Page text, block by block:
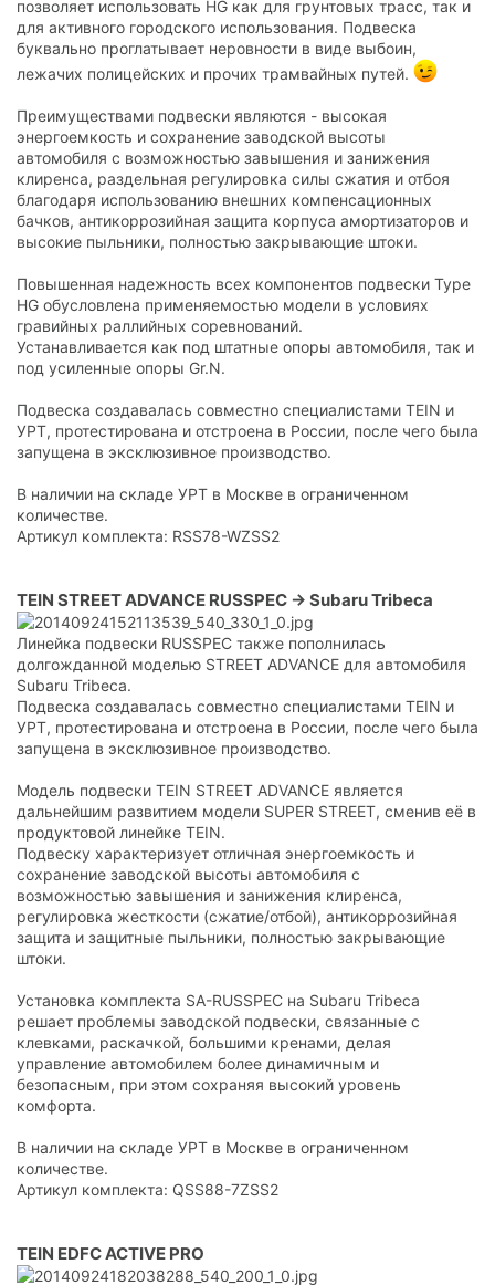
позволяет использовать HG как для грунтовых трасс, так и
для активного городского использования. Подвеска
буквально проглатывает неровности в виде выбоин,
лежачих полицейских и прочих трамвайных путей.
Преимуществами подвески являются - высокая
энергоемкость и сохранение заводской высоты
автомобиля с возможностью завышения и занижения
клиренса, раздельная регулировка силы сжатия и отбоя
благодаря использованию внешних компенсационных
бачков, антикоррозийная защита корпуса амортизаторов и
высокие пыльники, полностью закрывающие штоки.
Повышенная надежность всех компонентов подвески Type
HG обусловлена применяемостью модели в условиях
гравийных раллийных соревнований.
Устанавливается как под штатные опоры автомобиля, так и
под усиленные опоры Gr.N.
Подвеска создавалась совместно специалистами TEIN и
УРТ, протестирована и отстроена в России, после чего была
запущена в эксклюзивное производство.
В наличии на складе УРТ в Москве в ограниченном
количестве.
Артикул комплекта: RSS78-WZSS2
TEIN STREET ADVANCE RUSSPEC -> Subaru Tribeca
Линейка подвески RUSSPEC также пополнилась
долгожданной моделью STREET ADVANCE для автомобиля
Subaru Tribeca.
Подвеска создавалась совместно специалистами TEIN и
УРТ, протестирована и отстроена в России, после чего была
запущена в эксклюзивное производство.
Модель подвески TEIN STREET ADVANCE является
дальнейшим развитием модели SUPER STREET, сменив её в
продуктовой линейке TEIN.
Подвеску характеризует отличная энергоемкость и
сохранение заводской высоты автомобиля с
возможностью завышения и занижения клиренса,
регулировка жесткости (сжатие/отбой), антикоррозийная
защита и защитные пыльники, полностью закрывающие
штоки.
Установка комплекта SA-RUSSPEC на Subaru Tribeca
решает проблемы заводской подвески, связанные с
клевками, раскачкой, большими кренами, делая
управление автомобилем более динамичным и
безопасным, при этом сохраняя высокий уровень
комфорта.
В наличии на складе УРТ в Москве в ограниченном
количестве.
Артикул комплекта: QSS88-7ZSS2
TEIN EDFC ACTIVE PRO